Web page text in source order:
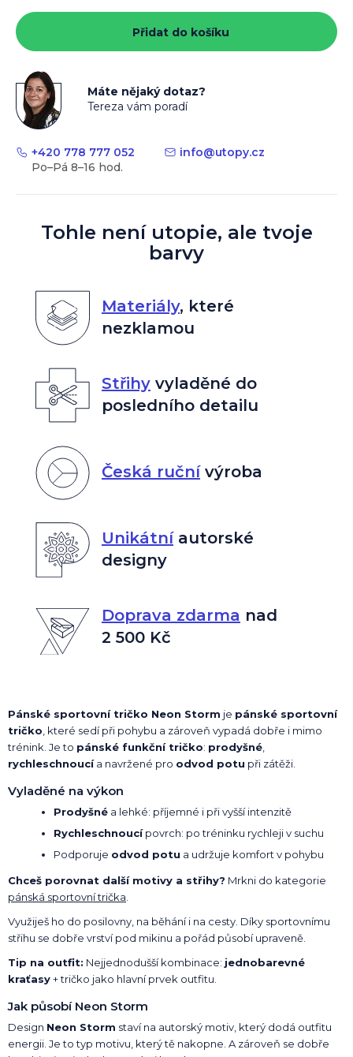
cena:
Přidat do košíku
Máte nějaký dotaz?
Tereza vám poradí
+420 778 777 052 info@utopy.cz
Tohle není utopie, ale tvoje
barvy
Materiály, které
nezklamou
Střihyvyladěné do
posledního detailu
Česká ručnívýroba
Unikátníautorské
designy
Doprava zdarma nad
2 500 Kč
Pánské sportovní tričko Neon Storm je pánské sportovní
tričko , které sedí při pohybu a zároveň vypadá dobře i mimo
trénink. Je to pánské funkční tričko: prodyšné
rychleschnoucía navržené pro odvod potu při zátěži.
Vyladěné na výkon
Prodyšné a lehké: příjemné i při vyšší intenzitě
Rychleschnoucípovrch: po tréninku rychleji v suchu
Podporuje odvod potu a udržuje komfort v pohybu
Chceš porovnat další motivy a střihy? Mrkni do kategorie
pánská sportovní trička
Využiješ ho do posilovny, na běhání i na cesty. Díky sportovnímu
střihu se dobře vrství pod mikinu a pořád působí upraveně.
Tip na outfit: Nejjednodušší kombinace: jednobarevné
kraťasy+ tričko jako hlavní prvek outfitu.
Jak působí Neon Storm
Design Neon Storm staví na autorský motiv, který dodá outfitu
energii. Je to typ motivu, který tě nakopne. A zároveň se dobře